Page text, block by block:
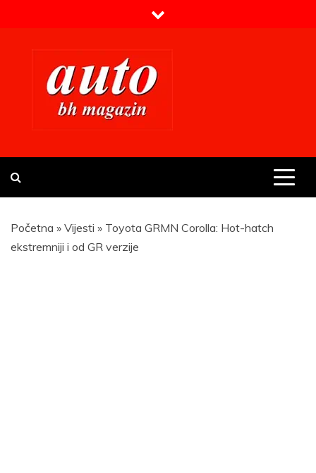
Prvi BH auto magazin
Početna » Vijesti » Toyota GRMN Corolla: Hot-hatch
ekstremniji i od GR verzije